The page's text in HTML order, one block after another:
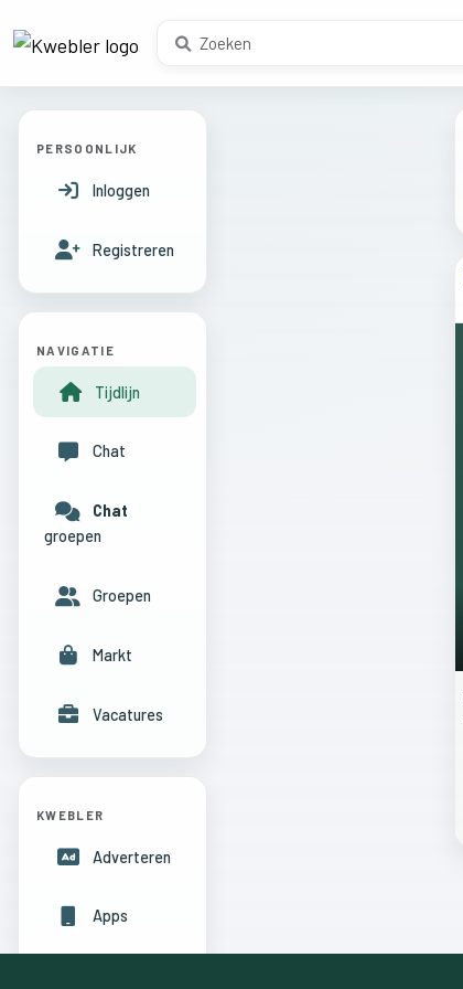
PERSOONLIJK
Inloggen
Registreren
NAVIGATIE
Tijdlijn
Chat
Chat
groepen
Groepen
Markt
Vacatures
KWEBLER
Adverteren
Apps